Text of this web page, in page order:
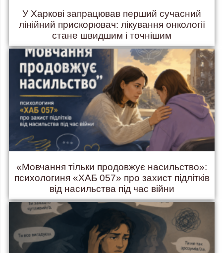
У Харкові запрацював перший сучасний
лінійний прискорювач: лікування онкології
стане швидшим і точнішим
«Мовчання тільки продовжує насильство»:
психологиня «ХАБ 057» про захист підлітків
від насильства під час війни